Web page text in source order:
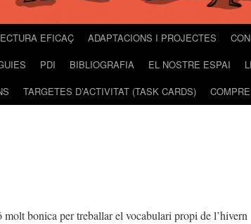
EFICAÇ ADAPTACIONS I PROJECTES
PDI BIBLIOGRAFIA EL NOSTRE ESPAI
TARGETES D’ACTIVITAT (TASK CARDS)
bonica per treballar el vocabulari propi de l’hivern